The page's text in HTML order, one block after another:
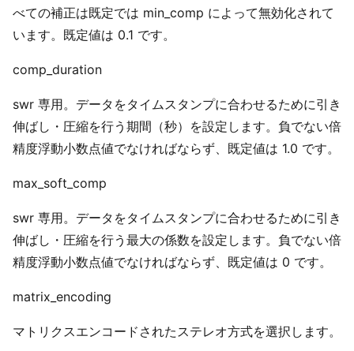
べての補正は既定では min_comp によって無効化されて
います。既定値は 0.1 です。
comp_duration
swr 専用。データをタイムスタンプに合わせるために引き
伸ばし・圧縮を行う期間（秒）を設定します。負でない倍
精度浮動小数点値でなければならず、既定値は 1.0 です。
max_soft_comp
swr 専用。データをタイムスタンプに合わせるために引き
伸ばし・圧縮を行う最大の係数を設定します。負でない倍
精度浮動小数点値でなければならず、既定値は 0 です。
matrix_encoding
マトリクスエンコードされたステレオ方式を選択します。